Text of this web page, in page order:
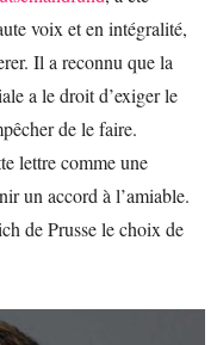
voix et en intégralité,
Il a reconnu que la
a le droit d’exiger le
de le faire.
lettre comme une
un accord à l’amiable.
de Prusse le choix de